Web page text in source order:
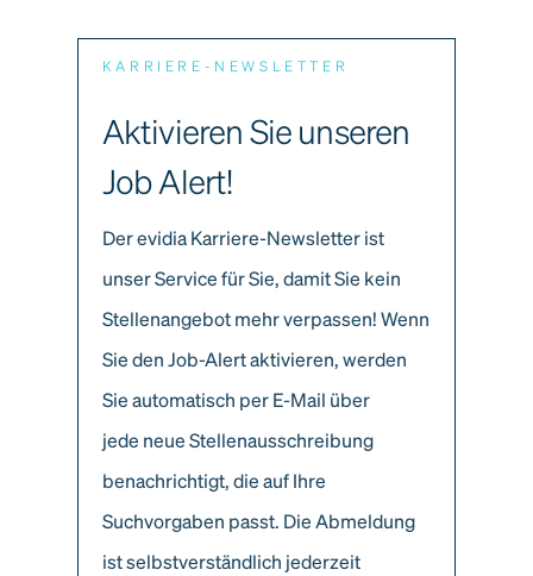
KARRIERE-NEWSLETTER
Aktivieren Sie unseren
Job Alert!
Der evidia Karriere-Newsletter ist
unser Service für Sie, damit Sie kein
Stellenangebot mehr verpassen! Wenn
Sie den Job-Alert aktivieren, werden
Sie automatisch per E-Mail über
jede neue Stellenausschreibung
benachrichtigt, die auf Ihre
Suchvorgaben passt. Die Abmeldung
ist selbstverständlich jederzeit